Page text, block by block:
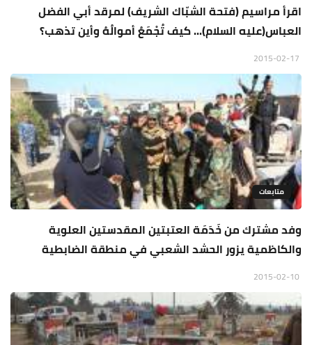
اقرأ مراسيم (فتحة الشبّاك الشريف) لمرقد أبي الفضل
العباس(عليه السلام)... كيف تُجْمَعُ أموالُهُ وأين تذهب؟
متابعات
وفد مشترك من خَدَمَة العتبتين المقدستين العلوية
والكاظمية يزور الحشد الشعبي في منطقة الضابطية